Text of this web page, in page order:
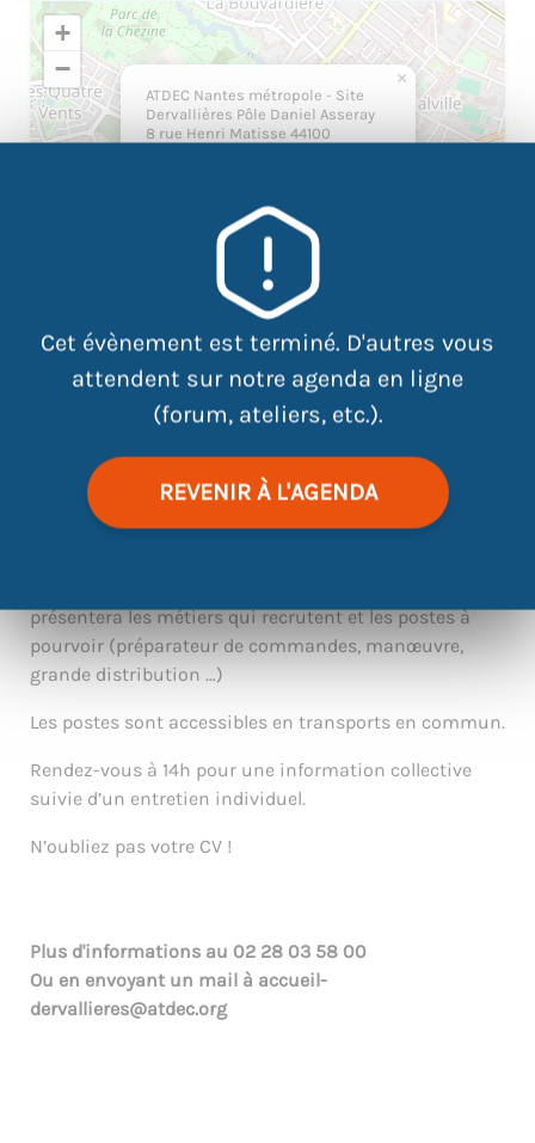
Cet évènement est terminé. D'autres vous
attendent sur notre agenda en ligne
(forum, ateliers, etc.).
REVENIR À L'AGENDA
ATDEC Nantes métropole - Site
Dervallières Pôle Daniel Asseray
8 rue Henri Matisse 44100
×
+
−
contributors
présentera les métiers qui recrutent et les postes à
pourvoir (préparateur de commandes, manœuvre,
grande distribution …)
Les postes sont accessibles en transports en commun.
Rendez-vous à 14h pour une information collective
suivie d’un entretien individuel.
N’oubliez pas votre CV !
Plus d'informations au 02 28 03 58 00
Ou en envoyant un mail à accueil-
dervallieres@atdec.org